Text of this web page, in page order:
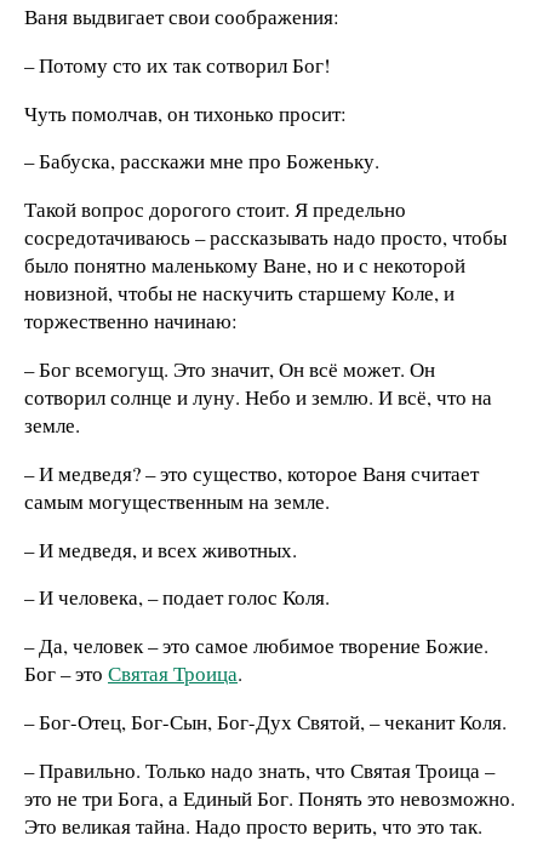
Ваня выдвигает свои соображения:
– Потому сто их так сотворил Бог!
Чуть помолчав, он тихонько просит:
– Бабуска, расскажи мне про Боженьку.
Такой вопрос дорогого стоит. Я предельно
сосредотачиваюсь – рассказывать надо просто, чтобы
было понятно маленькому Ване, но и с некоторой
новизной, чтобы не наскучить старшему Коле, и
торжественно начинаю:
– Бог всемогущ. Это значит, Он всё может. Он
сотворил солнце и луну. Небо и землю. И всё, что на
земле.
– И медведя? – это существо, которое Ваня считает
самым могущественным на земле.
– И медведя, и всех животных.
– И человека, – подает голос Коля.
– Да, человек – это самое любимое творение Божие.
Бог – это Святая Троица.
– Бог-Отец, Бог-Сын, Бог-Дух Святой, – чеканит Коля.
– Правильно. Только надо знать, что Святая Троица –
это не три Бога, а Единый Бог. Понять это невозможно.
Это великая тайна. Надо просто верить, что это так.